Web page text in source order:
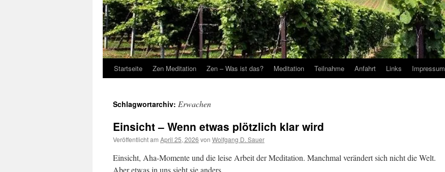
Startseite Zen Meditation Zen – Was ist das? Meditation Teilnahme Anfahrt Links Impressum
Schlagwortarchiv: Erwachen
Einsicht – Wenn etwas plötzlich klar wird
Veröffentlicht am April 25, 2026 von Wolfgang D. Sauer
Einsicht, Aha-Momente und die leise Arbeit der Meditation. Manchmal verändert sich nicht die Welt.
Aber etwas in uns sieht sie anders.